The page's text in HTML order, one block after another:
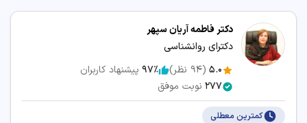
دکتر فاطمه آریان سپهر
دکترای روانشناسی
5.0
(
94 نظر) 97٪ پیشنهاد کاربران
277 نوبت موفق
کمترین معطلی